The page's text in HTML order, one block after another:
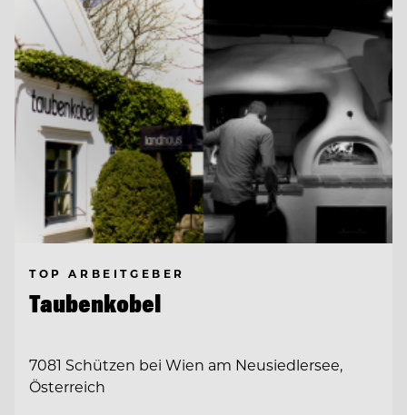
TOP ARBEITGEBER
Taubenkobel
7081 Schützen bei Wien am Neusiedlersee,
Österreich